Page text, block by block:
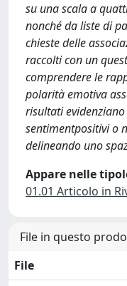
su una scala a
nonché da liste di
chieste delle
raccolti con un
comprendere le
polarità emotiva
risultati
sentimentpositivi o
delineando uno
Appare nelle
01.01 Articolo in
File in questo
File